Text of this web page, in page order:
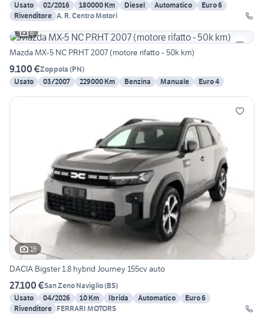
Usato
02/2016 180000 Km Diesel Automatico
Euro 6
Rivenditore A. R. Centro Motori
6
Mazda MX-5 NC PRHT 2007 (motore rifatto - 50k km)
9.100 €Zoppola (PN)
Usato
03/2007 229000 Km Benzina Manuale Euro 4
16
DACIA Bigster 1.8 hybrid Journey 155cv auto
27.100 €San Zeno Naviglio(BS)
Usato
04/2026 10 Km Ibrida Automatico
Euro 6
Rivenditore FERRARI MOTORS